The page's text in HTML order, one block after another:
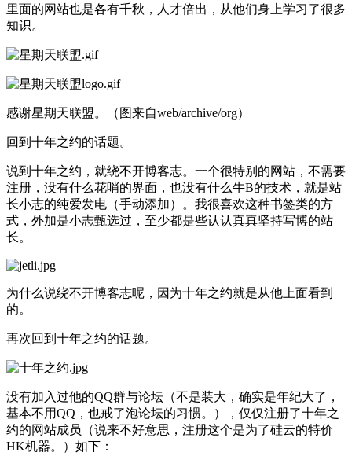
里面的网站也是各有千秋，人才倍出，从他们身上学习了很多
知识。
感谢星期天联盟。（图来自web/archive/org）
回到十年之约的话题。
说到十年之约，就绕不开博客志。一个很特别的网站，不需要
注册，没有什么花哨的界面，也没有什么牛B的技术，就是站
长小志的纯爱发电（手动添加）。我很喜欢这种书签类的方
式，外加是小志甄选过，至少都是些认认真真坚持写博的站
长。
为什么说绕不开博客志呢，因为十年之约就是从他上面看到
的。
再次回到十年之约的话题。
没有加入过他的QQ群与论坛（不是装大，确实是年纪大了，
基本不用QQ，也戒了泡论坛的习惯。），仅仅注册了十年之
约的网站成员（说来不好意思，注册这个是为了硅云的特价
HK机器。）如下：